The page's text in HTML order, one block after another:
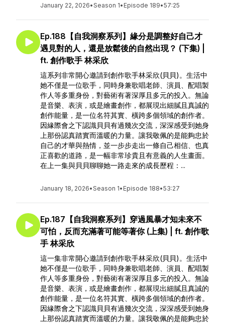
January 22, 2026•Season 1• Episode 189•57:25
Ep.188【自我洞察系列】緣分是調整好自己才
遇見對的人，還是放鬆後的自然出現？ (下集) |
ft. 創作歌手 林采欣
這系列非常開心邀請到創作歌手林采欣(貝貝)。生活中
她不僅是一位歌手，同時身兼歌唱老師、演員、配唱製
作人等多重身份，對藝術有著深厚且多元的投入。無論
是音樂、表演，或是繪畫創作，都展現出細膩且真誠的
創作能量，是一位名符其實、橫跨多個領域的創作者。
因緣際會之下認識貝貝有過幾次交流，深深感受到她身
上那份認真踏實而溫暖的力量。讓我敬佩的是能夠忠於
自己的才華與熱情，並一步步走出一條自己相信、也真
正喜歡的道路，是一幅非常珍貴且有意義的人生畫面。
在上一集與貝貝聊聊她一路走來的成長歷程：...
January 18, 2026•Season 1• Episode 188•53:27
Ep.187【自我洞察系列】穿過風暴才知未來不
可怕，反而充滿著可能等著你 (上集) | ft. 創作歌
手 林采欣
這一集非常開心邀請到創作歌手林采欣(貝貝)。生活中
她不僅是一位歌手，同時身兼歌唱老師、演員、配唱製
作人等多重身份，對藝術有著深厚且多元的投入。無論
是音樂、表演，或是繪畫創作，都展現出細膩且真誠的
創作能量，是一位名符其實、橫跨多個領域的創作者。
因緣際會之下認識貝貝有過幾次交流，深深感受到她身
上那份認真踏實而溫暖的力量。讓我敬佩的是能夠忠於